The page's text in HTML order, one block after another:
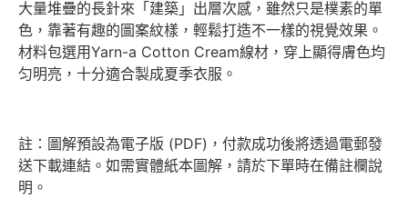
大量堆疊的長針來「建築」出層次感，雖然只是樸素的單
色，靠著有趣的圖案紋樣，輕鬆打造不一樣的視覺效果。
材料包選用Yarn-a Cotton Cream線材，穿上顯得膚色均
匀明亮，十分適合製成夏季衣服。
註：圖解預設為電子版 (PDF)，付款成功後將透過電郵發
送下載連結。如需實體紙本圖解，請於下單時在備註欄說
明。